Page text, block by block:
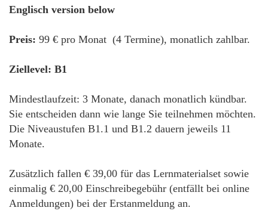
Englisch version below
Preis: 99 € pro Monat (4 Termine), monatlich zahlbar.
Ziellevel: B1
Mindestlaufzeit: 3 Monate, danach monatlich kündbar.
Sie entscheiden dann wie lange Sie teilnehmen möchten.
Die Niveaustufen B1.1 und B1.2 dauern jeweils 11
Monate.
Zusätzlich fallen € 39,00 für das Lernmaterialset sowie
einmalig € 20,00 Einschreibegebühr (entfällt bei online
Anmeldungen) bei der Erstanmeldung an.